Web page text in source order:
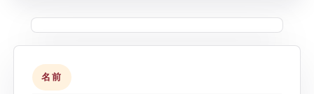
名前